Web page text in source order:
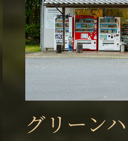
グリーン